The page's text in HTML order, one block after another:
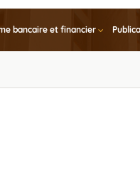
bancaire et financier